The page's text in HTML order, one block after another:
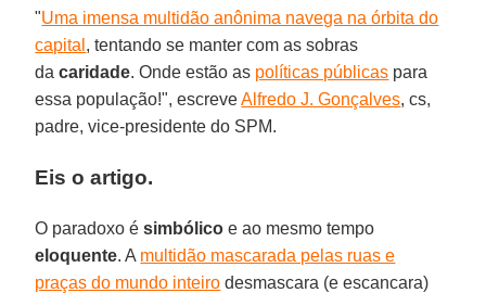
"Uma imensa multidão anônima navega na órbita do
capital , tentando se manter com as sobras
dacaridade. Onde estão as políticas públicas para
essa população!", escreveAlfredo J. Gonçalves, cs,
padre, vice-presidente do SPM.
Eis o artigo.
O paradoxo ésimbólico e ao mesmo tempo
eloquente. A multidão mascarada pelas ruas e
praças do mundo inteiro desmascara (e escancara)